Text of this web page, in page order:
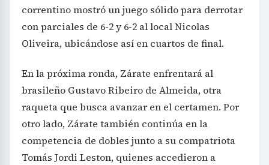
correntino mostró un juego sólido para derrotar
con parciales de 6-2 y 6-2 al local Nicolas
Oliveira, ubicándose así en cuartos de final.
En la próxima ronda, Zárate enfrentará al
brasileño Gustavo Ribeiro de Almeida, otra
raqueta que busca avanzar en el certamen. Por
otro lado, Zárate también continúa en la
competencia de dobles junto a su compatriota
Tomás Jordi Leston, quienes accedieron a